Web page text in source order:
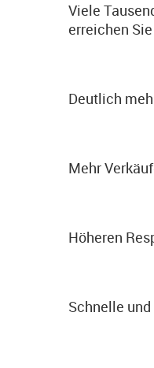
Viele
erreichen
Deutlich
Mehr
Höheren
Schnelle